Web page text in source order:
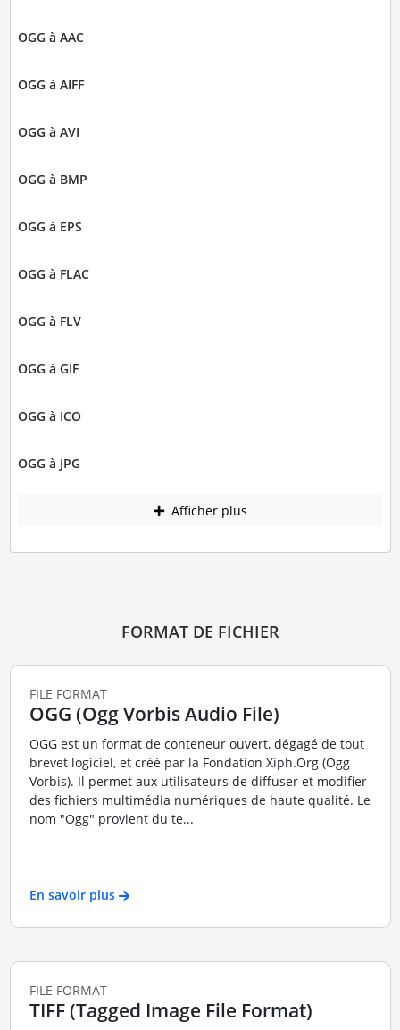
OGG à AAC
OGG à AIFF
OGG à AVI
OGG à BMP
OGG à EPS
OGG à FLAC
OGG à FLV
OGG à GIF
OGG à ICO
OGG à JPG
Afficher plus
FORMAT DE FICHIER
FILE FORMAT
OGG (Ogg Vorbis Audio File)
OGG est un format de conteneur ouvert, dégagé de tout
brevet logiciel, et créé par la Fondation Xiph.Org (Ogg
Vorbis). Il permet aux utilisateurs de diffuser et modifier
des fichiers multimédia numériques de haute qualité. Le
nom "Ogg" provient du te...
En savoir plus
FILE FORMAT
TIFF (Tagged Image File Format)